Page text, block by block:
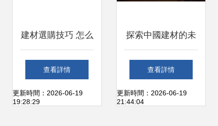
建材選購技巧 怎么
才能選到最優質的
建材？
查看詳情
更新時間：2026-06-19
19:28:29
探索中國建材的未
來——從
chinesefn.com看行
查看詳情
更新時間：2026-06-19
21:44:04